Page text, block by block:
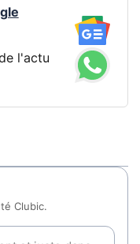
l'actu
Clubic.